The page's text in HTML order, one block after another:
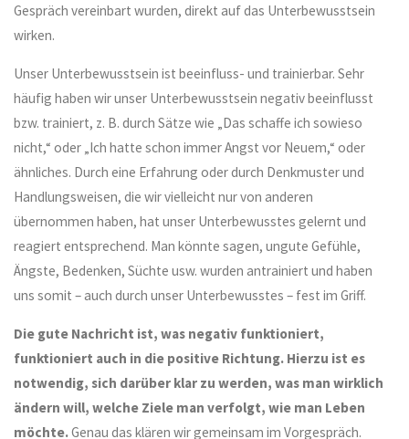
Gespräch vereinbart wurden, direkt auf das Unterbewusstsein
wirken.
Unser Unterbewusstsein ist beeinfluss- und trainierbar. Sehr
häufig haben wir unser Unterbewusstsein negativ beeinflusst
bzw. trainiert, z. B. durch Sätze wie „Das schaffe ich sowieso
nicht,“ oder „Ich hatte schon immer Angst vor Neuem,“ oder
ähnliches. Durch eine Erfahrung oder durch Denkmuster und
Handlungsweisen, die wir vielleicht nur von anderen
übernommen haben, hat unser Unterbewusstes gelernt und
reagiert entsprechend. Man könnte sagen, ungute Gefühle,
Ängste, Bedenken, Süchte usw. wurden antrainiert und haben
uns somit – auch durch unser Unterbewusstes – fest im Griff.
Die gute Nachricht ist, was negativ funktioniert,
funktioniert auch in die positive Richtung. Hierzu ist es
notwendig, sich darüber klar zu werden, was man wirklich
ändern will, welche Ziele man verfolgt, wie man Leben
möchte.Genau das klären wir gemeinsam im Vorgespräch.